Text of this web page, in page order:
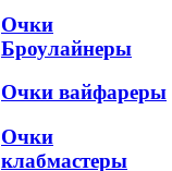
Очки
Броулайнеры
Очки вайфареры
Очки
клабмастеры